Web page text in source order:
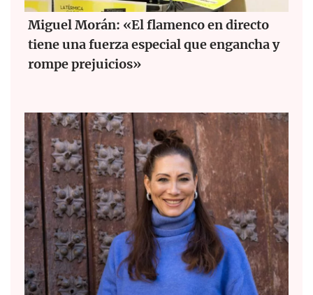
Miguel Morán: «El flamenco en directo
tiene una fuerza especial que engancha y
rompe prejuicios»